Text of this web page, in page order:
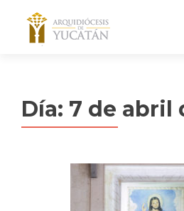
Día: 7 de abril